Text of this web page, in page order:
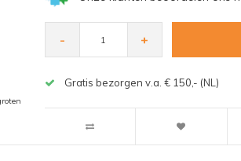
- +
Gratis bezorgen v.a. € 150,- (NL)